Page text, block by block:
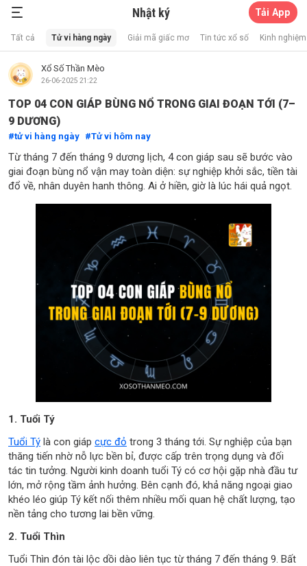
Nhật ký Tải App
Tất cả Tử vi hàng ngày Giải mã giấc mơ Tin tức xổ số Kinh
Xổ Số Thần Mèo
26-06-2025 21:22
TOP 04 CON GIÁP BÙNG NỔ TRONG GIAI ĐOẠN TỚI (7–
9 DƯƠNG)
tử vi hàng ngày Tử vi hôm nay
Từ tháng 7 đến tháng 9 dương lịch, 4 con giáp sau sẽ bước vào
giai đoạn bùng nổ vận may toàn diện: sự nghiệp khởi sắc, tiền tài
đổ về, nhân duyên hanh thông. Ai ở hiền, giờ là lúc hái quả ngọt.
1. Tuổi Tý
Tuổi Tý là con giáp cực đỏ trong 3 tháng tới. Sự nghiệp của bạn
thăng tiến nhờ nỗ lực bền bỉ, được cấp trên trọng dụng và đối
tác tin tưởng. Người kinh doanh tuổi Tý có cơ hội gặp nhà đầu tư
lớn, mở rộng tầm ảnh hưởng. Bên cạnh đó, khả năng ngoại giao
khéo léo giúp Tý kết nối thêm nhiều mối quan hệ chất lượng, tạo
nền tảng cho tương lai bền vững.
2. Tuổi Thìn
Tuổi Thìn đón tài lộc dồi dào liên tục từ tháng 7 đến tháng 9. Bất